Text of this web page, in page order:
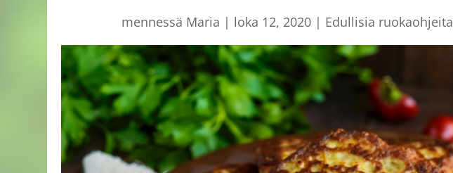
mennessä Maria | loka 12, 2020| Edullisia ruokaohjeita